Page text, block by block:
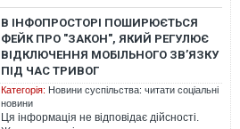
В ІНФОПРОСТОРІ ПОШИРЮЄТЬСЯ
ФЕЙК ПРО "ЗАКОН", ЯКИЙ РЕГУЛЮЄ
ВІДКЛЮЧЕННЯ МОБІЛЬНОГО ЗВ’ЯЗКУ
ПІД ЧАС ТРИВОГ
Категорія: Новини суспільства: читати соціальні
новини
Ця інформація не відповідає дійсності.